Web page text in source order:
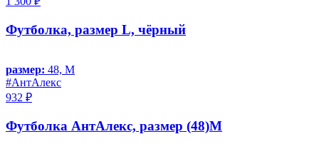
Футболка, размер L, чёрный
размер: 48, M
#АнтАлекс
932 ₽
Футболка АнтАлекс, размер (48)M